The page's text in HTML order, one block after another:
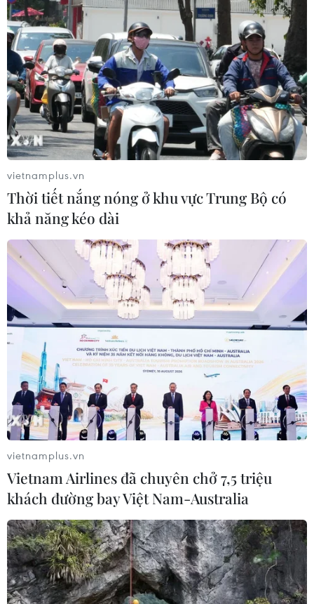
vietnamplus.vn
Thời tiết nắng nóng ở khu vực Trung Bộ có
khả năng kéo dài
vietnamplus.vn
Vietnam Airlines đã chuyên chở 7,5 triệu
khách đường bay Việt Nam-Australia